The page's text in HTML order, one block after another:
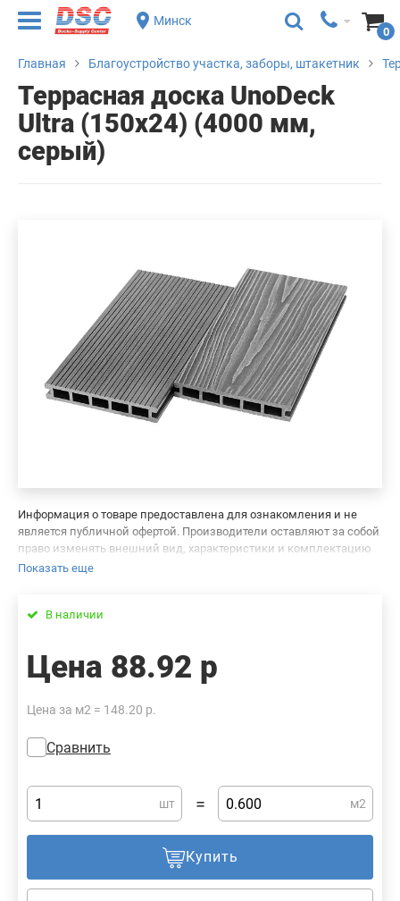
Минск
0
Главная Благоустройство участка, заборы, штакетник
Террасная доска UnoDeck
Ultra (150x24) (4000 мм,
серый)
Информация о товаре предоставлена для ознакомления и не
является публичной офертой. Производители оставляют за собой
право изменять внешний вид, характеристики и комплектацию
товара, предварительно не уведомляя продавцов и потребителей.
фотографиях товара. Будем благодарны вам за сообщение об
Показать еще
В наличии
Цена 88.92 р
Цена за м2 = 148.20 р.
Сравнить
шт = м2
Купить